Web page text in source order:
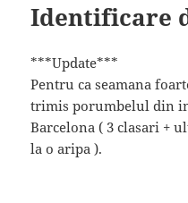
Identificare
***Update***
Pentru ca seamana
trimis porumbelul din
Barcelona ( 3 clasari +
la o aripa ).